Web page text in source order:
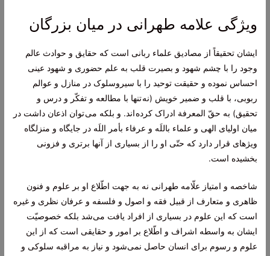
ویژگی علامه طهرانی در میان بزرگان
ایشان تحقيقاً از مصاديق علماء ربانی است كه حقایق و حوادث عالم
وجود را با چشم شهود و بصيرت قلب به علم حضورى و شهود عينى
احساس نموده و حقيقت توحيد را با سیروسلوک در منازل و عوالم
ربوبى، با قلب و ضمير خويش (نه تنها با مطالعه و تفكّر و درس و
تحقيق) به حقّ المعرفة ادراک كرده اند. و بلكه می توان اذعان داشت در
ميان اولياى الهى و علماء باللَه و عرفاء بأمر اللَه در جايگاه و منزلگاه
ويژه‏اى قرار دارد كه حتّى او را از بسيارى از آنها برترى و فزونى
بخشيده است.
شاخصه و امتياز علّامه طهرانى نه به جهت اطّلاع او بر علوم و فنون
ظاهرى و متعارف از قبيل فقه و اصول و فلسفه و عرفان نظرى و غيره
است كه اين علوم در بسيارى از افراد يافت می‌‏شد بلکه خصوصيّت
ايشان به واسطه اشراف و اطّلاع بر امور و حقايقى است كه از اين
علوم و رسوم براى انسان حاصل نمی‌‏شود و نياز به مراقبه سلوكى و